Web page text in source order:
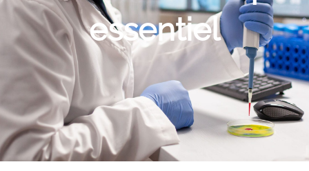
essentiel